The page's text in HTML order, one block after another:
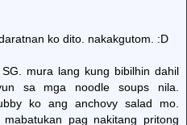
ko dito. nakakgutom. :D
mura lang kung bibilhin dahil
sa mga noodle soups nila.
ko ang anchovy salad mo.
pag nakitang pritong